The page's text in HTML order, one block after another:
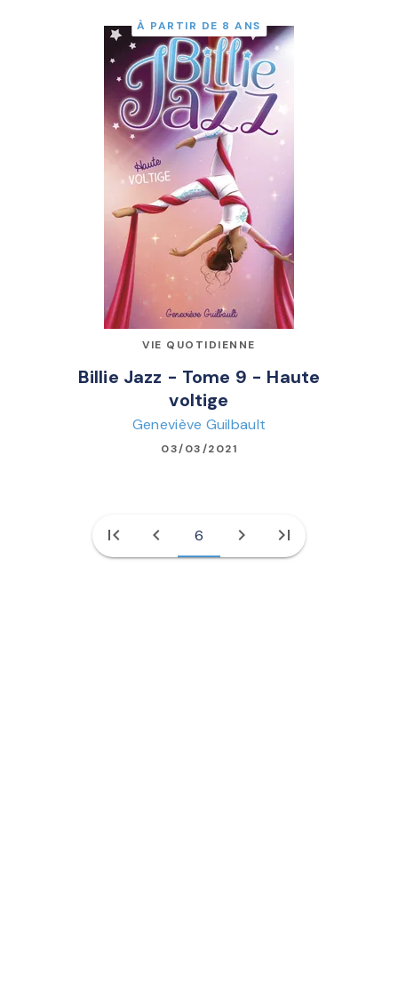
À PARTIR DE 8 ANS
VIE QUOTIDIENNE
Billie Jazz - Tome 9 - Haute
voltige
Geneviève Guilbault
03/03/2021
first_page chevron_left 6 chevron_right last_page